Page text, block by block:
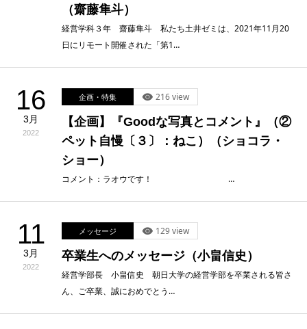
（齋藤隼斗）
経営学科３年 齋藤隼斗 私たち土井ゼミは、2021年11月20
日にリモート開催された「第1…
16
3月
2022
企画・特集 216 view
【企画】『Goodな写真とコメント』（②
ペット自慢〔３〕：ねこ）（ショコラ・
ショー）
コメント：ラオウです！ …
11
3月
2022
メッセージ 129 view
卒業生へのメッセージ（小畠信史）
経営学部長 小畠信史 朝日大学の経営学部を卒業される皆さ
ん、ご卒業、誠におめでとう…